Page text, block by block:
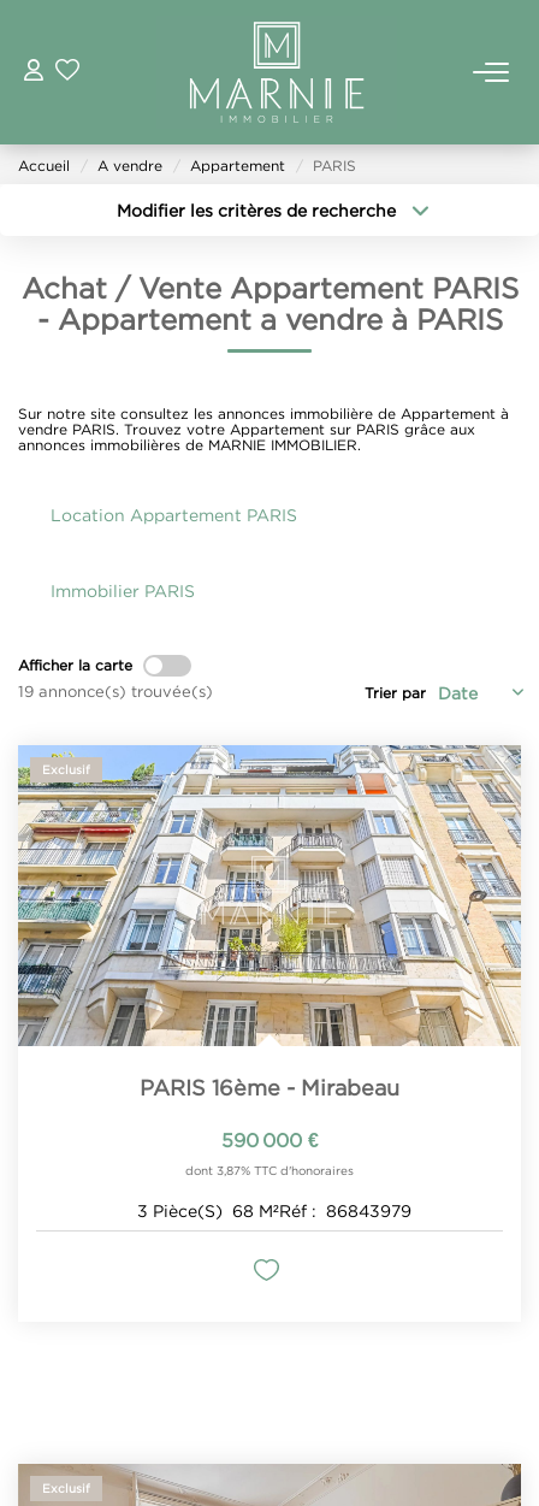
ACHETER
VENDRE
FAIRE GÉRER
Accueil A vendre Appartement PARIS
Modifier les critères de recherche
Acheter Localisation
Type de bien
Surface min
Créer une alerte
Achat / Vente Appartement PARIS
- Appartement a vendre à PARIS
Sur notre site consultez les annonces immobilière de Appartement à
vendre PARIS. Trouvez votre Appartement sur PARIS grâce aux
annonces immobilières de MARNIE IMMOBILIER.
Location Appartement PARIS
Immobilier PARIS
Afficher la carte
19 annonce(s) trouvée(s) Trier par
Exclusif
PARIS 16ème - Mirabeau
590 000 €
dont 3,87% TTC d'honoraires
3 Pièce(s) 68 M²Réf : 86843979
Exclusif